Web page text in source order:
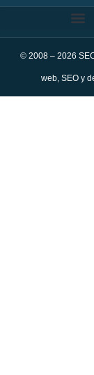
© 2008 – 2026
web, SEO y